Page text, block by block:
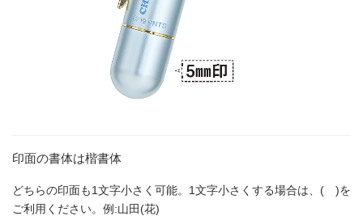
印面の書体は楷書体
どちらの印面も1文字小さく可能。1文字小さくする場合は、( )を
ご利用ください。例:山田(花)